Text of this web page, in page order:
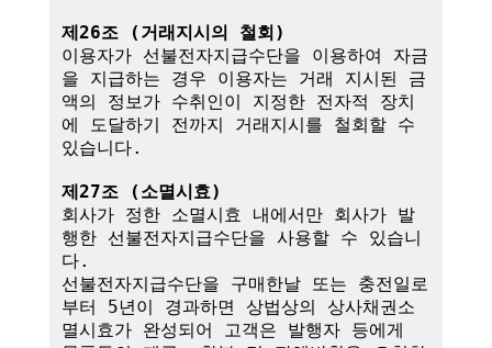
제26조 (거래지시의 철회)
이용자가 선불전자지급수단을 이용하여 자금
을 지급하는 경우 이용자는 거래 지시된 금
액의 정보가 수취인이 지정한 전자적 장치
에 도달하기 전까지 거래지시를 철회할 수
있습니다.
제27조 (소멸시효)
회사가 정한 소멸시효 내에서만 회사가 발
행한 선불전자지급수단을 사용할 수 있습니
다.
선불전자지급수단을 구매한날 또는 충전일로
부터 5년이 경과하면 상법상의 상사채권소
멸시효가 완성되어 고객은 발행자 등에게